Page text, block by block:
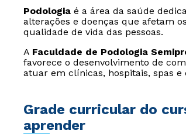
Podologia é a área da saúde
alterações e doenças que afetam
qualidade de vida das pessoas.
A Faculdade de Podologia
favorece o desenvolvimento de
atuar em clínicas, hospitais, spas e
Grade curricular do
aprender